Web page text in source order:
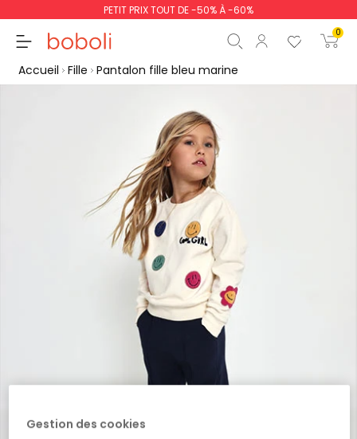
PETIT PRIX TOUT DE -50% À -60%
0
poursuit Commencer la
Accueil Fille Pantalon fille bleu marine
Gestion des cookies